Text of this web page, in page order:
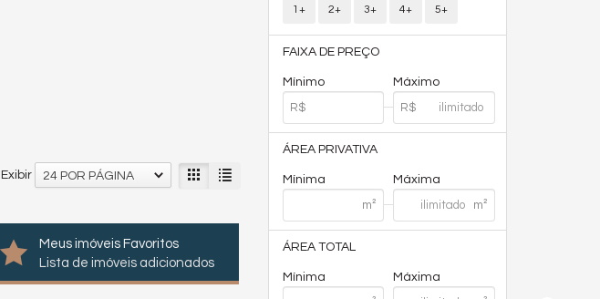
1+ 2+ 3+ 4+ 5+
FAIXA DE PREÇO
Mínimo Máximo
ÁREA PRIVATIVA
Mínima Máxima
ÁREA TOTAL
Mínima Máxima
Exibir 24 POR PÁGINA
Meus imóveis Favoritos
Lista de imóveis adicionados